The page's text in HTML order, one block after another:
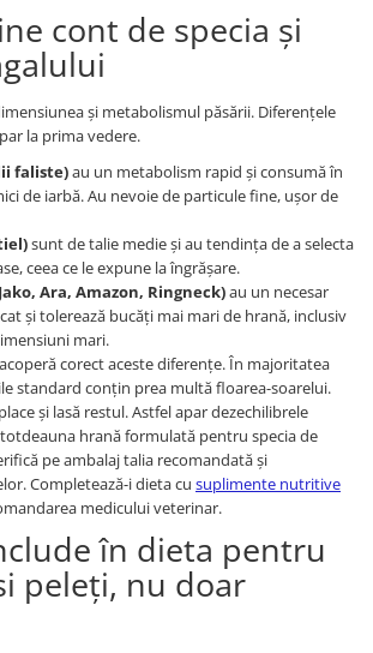
cont de specia și
și metabolismul păsării. Diferențele
la prima vedere.
faliste)au un metabolism rapid și consumă în
de iarbă. Au nevoie de particule fine, ușor de
sunt de talie medie și au tendința de a selecta
ceea ce le expune la îngrășare.
Ara, Amazon, Ringneck)au un necesar
și tolerează bucăți mai mari de hrană, inclusiv
mari.
corect aceste diferențe. În majoritatea
standard conțin prea multă floarea-soarelui.
și lasă restul. Astfel apar dezechilibrele
hrană formulată pentru specia de
pe ambalaj talia recomandată și
Completează-i dieta cu suplimente nutritive
medicului veterinar.
în dieta pentru
peleți, nu doar